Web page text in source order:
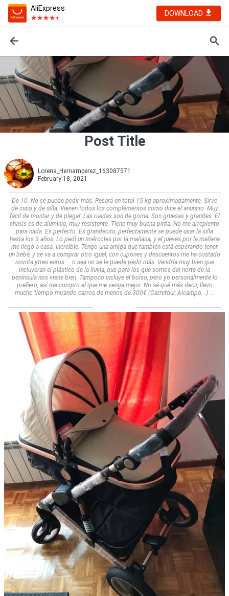
AliExpress
DOWNLOAD
Post Title
Lorena_Hernamperez_163087571
February 18, 2021
De 10. No se puede pedir más. Pesará en total 15 kg aproximadamente. Sirve
de cuco y de silla. Vienen todos los complementos como dice el anuncio. Muy
fácil de montar y de plegar. Las ruedas son de goma. Son gruesas y grandes. El
chasis es de aluminio, muy resistente. Tiene muy buena pinta. No me arrepiento
para nada. Es perfecto. Es grandecito, perfectamente se puede usar la silla
hasta los 3 años. Lo pedí un miércoles por la mañana; y el jueves por la mañana
me llegó a casa. Increíble. Tengo una amiga que también está esperando tener
un bebé, y se va a comprar otro igual, con cupones y descuentos me ha costado
novnta ytres euros.... o sea no se le puede pedir más. Vendría muy bien que
incluyeran el plástico de la lluvia, que para los que somos del norte de la
península nos viene bien. Tampoco incluye el bolso, pero yo personalmente lo
prefiero, así me compro el que me venga mejor. No sé qué más decir, llevo
mucho tiempo mirando carros de menos de 300€ (Carrefour, Alcampo...) ...